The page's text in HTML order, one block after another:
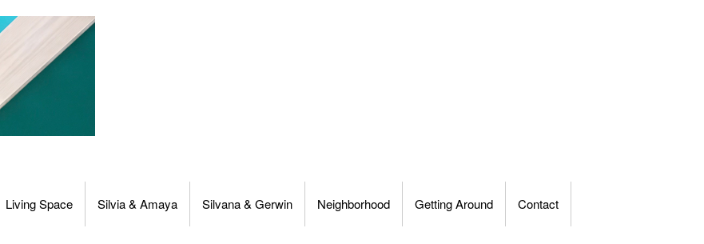
Living Space Silvia & Amaya Silvana & Gerwin Neighborhood Getting Around Contact